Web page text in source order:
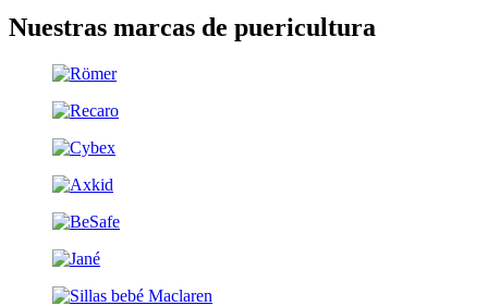
Nuestras marcas de puericultura